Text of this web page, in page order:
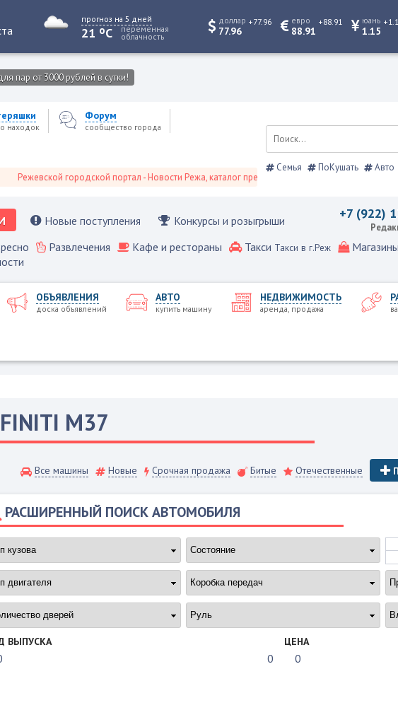
прогноз на 5 дней
21 oC переменная
облачность
доллар
77.96
+77.96 евро
88.91
+88.91 юань
1.15
пар от 3000 рублей в сутки!
находок
Форум
сообщество города
городской портал - Новости Режа, каталог предприятий, объявления, Режевской
Семья ПоКушать Авто
Новые поступления Конкурсы и розыгрыши +7 (922)
Развлечения Кафе и рестораны Такси Такси в г.Реж Магазины
ОБЪЯВЛЕНИЯ
доска объявлений
АВТО
купить машину
НЕДВИЖИМОСТЬ
аренда, продажа
M37
Все машины Новые Срочная продажа Битые Отечественные
РАСШИРЕННЫЙ ПОИСК АВТОМОБИЛЯ
ВЫПУСКА ЦЕНА